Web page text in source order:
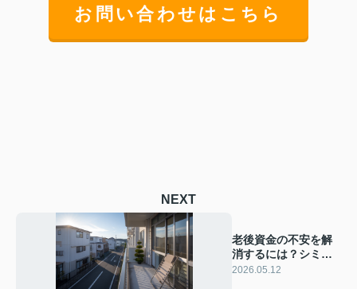
お問い合わせはこちら
NEXT
老後資金の不安を解
消するには？シミュ
レーションで賃貸か
2026.05.12